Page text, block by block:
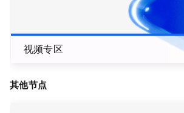
视频专区
其他节点